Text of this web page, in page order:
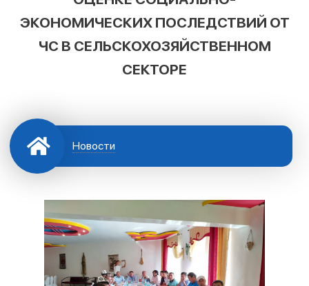
ЭКОНОМИЧЕСКИХ ПОСЛЕДСТВИЙ ОТ
ЧС В СЕЛЬСКОХОЗЯЙСТВЕННОМ
СЕКТОРЕ
Новости